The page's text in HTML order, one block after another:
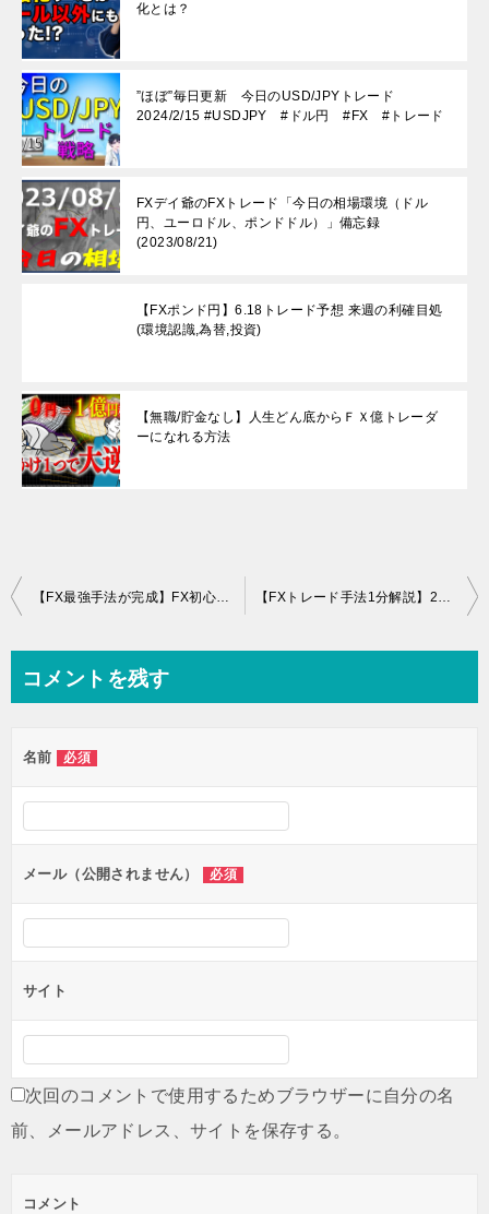
化とは？
”ほぼ”毎日更新 今日のUSD/JPYトレード
2024/2/15 #USDJPY #ドル円 #FX #トレード
FXデイ爺のFXトレード「今日の相場環境（ドル
円、ユーロドル、ポンドドル）」備忘録
(2023/08/21)
【FXポンド円】6.18トレード予想 来週の利確目処
(環境認識,為替,投資)
【無職/貯金なし】人生どん底からＦＸ億トレーダ
ーになれる方法
投
ビ
ー
シ
ョ
ン
【FX最強手法が完成】FX初心者、勝ててない方でも〇〇〇と平均足があれば勝率の限界超え！スキャルだけでなくデイトレ、スイングにも 【FXトレード手法1分解説】2本移動平均線のクロス反発スイングトレード手法アイデア #Shorts
コメントを残す
名前 必須
メール（公開されません） 必須
サイト
次回のコメントで使用するためブラウザーに自分の名
前、メールアドレス、サイトを保存する。
コメント